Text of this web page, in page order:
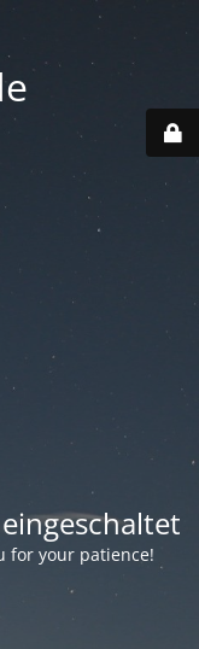
for your patience!